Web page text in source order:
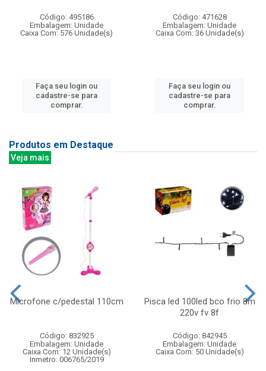
Código: 495186
Embalagem: Unidade
Caixa Com: 576 Unidade(s)
Faça seu login ou
cadastre-se para
comprar.
Código: 471628
Embalagem: Unidade
Caixa Com: 36 Unidade(s)
Faça seu login ou
cadastre-se para
comprar.
Produtos em Destaque
Veja mais
Microfone c/pedestal 110cm
Código: 832925
Embalagem: Unidade
Caixa Com: 12 Unidade(s)
Inmetro: 006765/2019
Pisca led 100led bco frio 8m
220v fv 8f
Código: 842945
Embalagem: Unidade
Caixa Com: 50 Unidade(s)